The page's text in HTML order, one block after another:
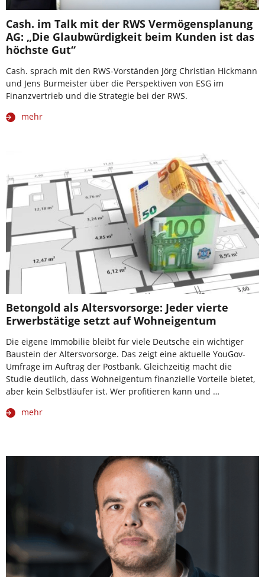
Cash. im Talk mit der RWS Vermögensplanung
AG: „Die Glaubwürdigkeit beim Kunden ist das
höchste Gut“
Cash. sprach mit den RWS-Vorständen Jörg Christian Hickmann
und Jens Burmeister über die Perspektiven von ESG im
Finanzvertrieb und die Strategie bei der RWS.
mehr
Betongold als Altersvorsorge: Jeder vierte
Erwerbstätige setzt auf Wohneigentum
Die eigene Immobilie bleibt für viele Deutsche ein wichtiger
Baustein der Altersvorsorge. Das zeigt eine aktuelle YouGov-
Umfrage im Auftrag der Postbank. Gleichzeitig macht die
Studie deutlich, dass Wohneigentum finanzielle Vorteile bietet,
aber kein Selbstläufer ist. Wer profitieren kann und …
mehr